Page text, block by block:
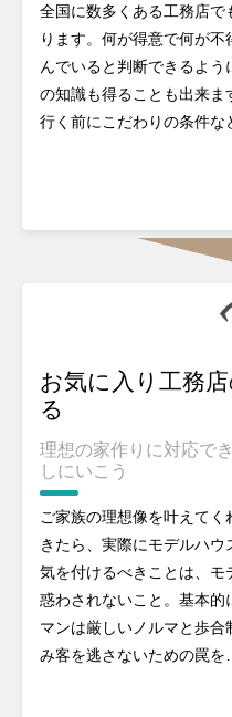
全国に数多くある工務店で
ります。何が得意で何が
んでいると判断できるよ
の知識も得ることも出来ま
行く前にこだわりの条件な
お気に入り工務
る
理想の家作りに対応で
しにいこう
ご家族の理想像を叶えて
きたら、実際にモデルハ
気を付けるべきことは、モ
惑わされないこと。基本
マンは厳しいノルマと歩
み客を逃さないための罠を…